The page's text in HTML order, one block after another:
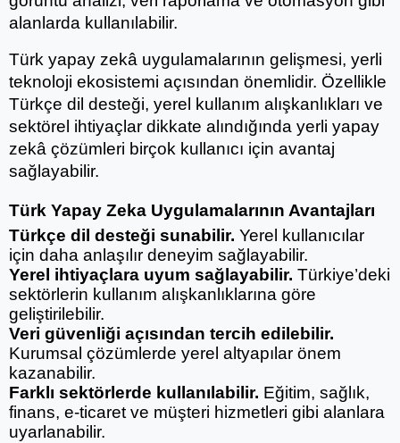
alanlarda kullanılabilir.
Türk yapay zekâ uygulamalarının gelişmesi, yerli
teknoloji ekosistemi açısından önemlidir. Özellikle
Türkçe dil desteği, yerel kullanım alışkanlıkları ve
sektörel ihtiyaçlar dikkate alındığında yerli yapay
zekâ çözümleri birçok kullanıcı için avantaj
sağlayabilir.
Türk Yapay Zeka Uygulamalarının Avantajları
Türkçe dil desteği sunabilir. Yerel kullanıcılar
için daha anlaşılır deneyim sağlayabilir.
Yerel ihtiyaçlara uyum sağlayabilir. Türkiye’deki
sektörlerin kullanım alışkanlıklarına göre
geliştirilebilir.
Veri güvenliği açısından tercih edilebilir.
Kurumsal çözümlerde yerel altyapılar önem
kazanabilir.
Farklı sektörlerde kullanılabilir. Eğitim, sağlık,
finans, e-ticaret ve müşteri hizmetleri gibi alanlara
uyarlanabilir.